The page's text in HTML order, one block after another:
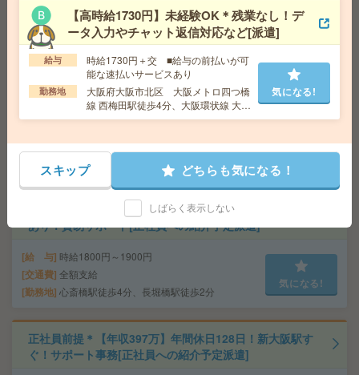
17時まで＊【コツコツ】残業ほぼなし▼武庫川で一般事
務[派遣]
給 与 時給1700円 月収例 20万円 時給1700円×実
働7h30m×週4日×4週 ※月収例を保証するものではあり
ません。※給与即受取りサービス利用可（利用条件有）
勤務地 阪神本線 武庫川 徒歩25分 阪神本線 出
屋敷 バス15分
時給1800円＊【大手外資系×正社員へ】年収440万！賞与
あり！貿易サポート[正社員への紹介予定派遣]
給 与 時給1800円～1900円
交通費 全額支給
勤務地 心斎橋駅徒歩4分、長堀橋駅徒歩2分
気になる!
正社員前提＊【年収397万】年間休日128日！新大阪駅す
ぐ！サポート事務[正社員への紹介予定派遣]
【高時給1730円】未経験OK＊残業なし！デ
ータ入力やチャット返信対応など[派遣]
給与
時給1730円＋交 ■給与の前払いが可
能な速払いサービスあり
勤務地
大阪府大阪市北区 大阪メトロ四つ橋
線 西梅田駅徒歩4分、大阪環状線 大阪
駅徒歩7分
気になる!
スキップ どちらも気になる！
しばらく表示しない